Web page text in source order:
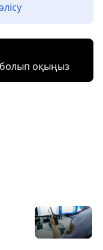
оқыңыз